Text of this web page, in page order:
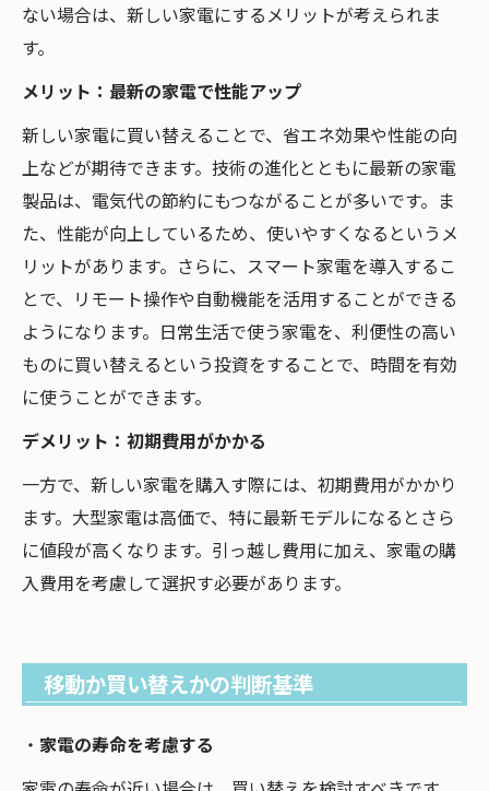
ない場合は、新しい家電にするメリットが考えられま
す。
メリット：最新の家電で性能アップ
新しい家電に買い替えることで、省エネ効果や性能の向
上などが期待できます。技術の進化とともに最新の家電
製品は、電気代の節約にもつながることが多いです。ま
た、性能が向上しているため、使いやすくなるというメ
リットがあります。さらに、スマート家電を導入するこ
とで、リモート操作や自動機能を活用することができる
ようになります。日常生活で使う家電を、利便性の高い
ものに買い替えるという投資をすることで、時間を有効
に使うことができます。
デメリット：初期費用がかかる
一方で、新しい家電を購入す際には、初期費用がかかり
ます。大型家電は高価で、特に最新モデルになるとさら
に値段が高くなります。引っ越し費用に加え、家電の購
入費用を考慮して選択す必要があります。
移動か買い替えかの判断基準
・ 家電の寿命を考慮する